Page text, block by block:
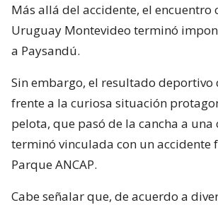
Más allá del accidente, el encuentro
Uruguay Montevideo terminó
a Paysandú.
Sin embargo, el resultado deportivo
frente a la curiosa situación
pelota, que pasó de la cancha a una
terminó vinculada con un accidente
Parque ANCAP.
Cabe señalar que, de acuerdo a